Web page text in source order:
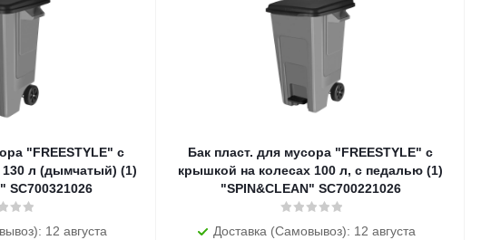
"FREESTYLE" с
л (дымчатый) (1)
SC700321026
12 августа
Бак пласт. для мусора "FREESTYLE" с
крышкой на колесах 100 л, с педалью (1)
"SPIN&CLEAN" SC700221026
Доставка (Самовывоз): 12 августа